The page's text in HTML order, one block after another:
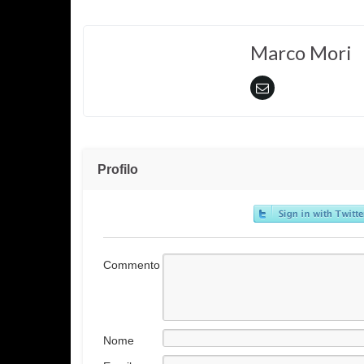
Marco Mori
Profilo
Commento
Nome